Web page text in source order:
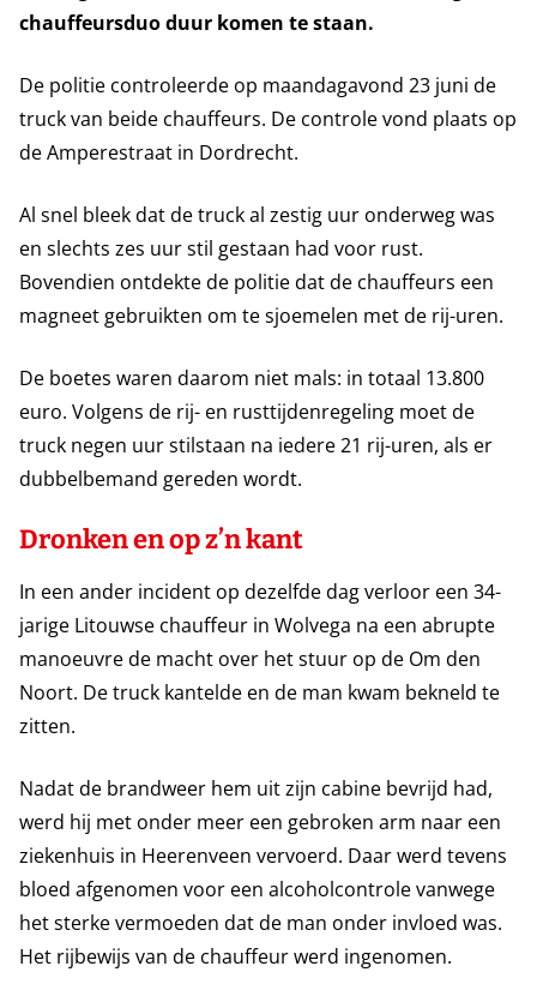
chauffeursduo duur komen te staan.
De politie controleerde op maandagavond 23 juni de
truck van beide chauffeurs. De controle vond plaats op
de Amperestraat in Dordrecht.
Al snel bleek dat de truck al zestig uur onderweg was
en slechts zes uur stil gestaan had voor rust.
Bovendien ontdekte de politie dat de chauffeurs een
magneet gebruikten om te sjoemelen met de rij-uren.
De boetes waren daarom niet mals: in totaal 13.800
euro. Volgens de rij- en rusttijdenregeling moet de
truck negen uur stilstaan na iedere 21 rij-uren, als er
dubbelbemand gereden wordt.
Dronken en op z’n kant
In een ander incident op dezelfde dag verloor een 34-
jarige Litouwse chauffeur in Wolvega na een abrupte
manoeuvre de macht over het stuur op de Om den
Noort. De truck kantelde en de man kwam bekneld te
zitten.
Nadat de brandweer hem uit zijn cabine bevrijd had,
werd hij met onder meer een gebroken arm naar een
ziekenhuis in Heerenveen vervoerd. Daar werd tevens
bloed afgenomen voor een alcoholcontrole vanwege
het sterke vermoeden dat de man onder invloed was.
Het rijbewijs van de chauffeur werd ingenomen.